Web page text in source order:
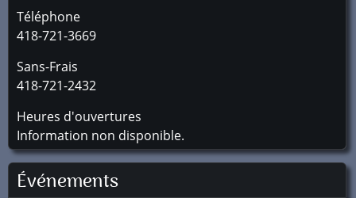
Téléphone
418-721-3669
Sans-Frais
418-721-2432
Heures d'ouvertures
Information non disponible.
Événements